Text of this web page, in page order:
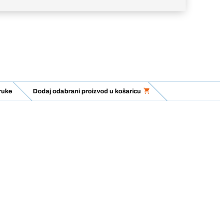
Dodaj odabrani proizvod u košaricu